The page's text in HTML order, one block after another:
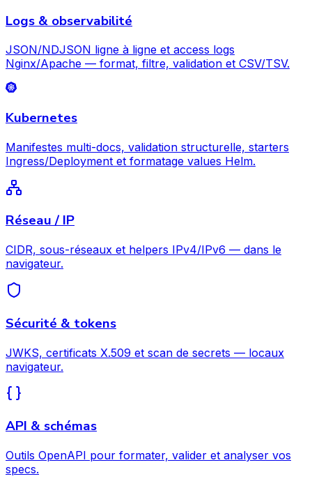
Logs & observabilité
JSON/NDJSON ligne à ligne et access logs
Nginx/Apache — format, filtre, validation et CSV/TSV.
Kubernetes
Manifestes multi-docs, validation structurelle, starters
Ingress/Deployment et formatage values Helm.
Réseau / IP
CIDR, sous-réseaux et helpers IPv4/IPv6 — dans le
navigateur.
Sécurité & tokens
JWKS, certificats X.509 et scan de secrets — locaux
navigateur.
API & schémas
Outils OpenAPI pour formater, valider et analyser vos
specs.